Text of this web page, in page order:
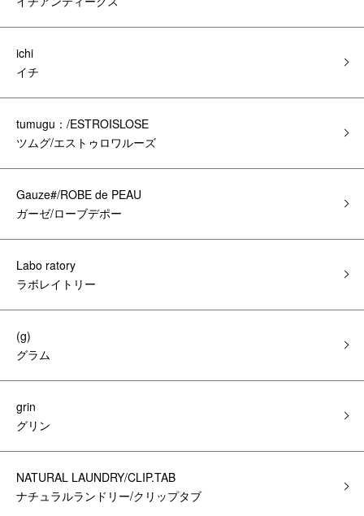
ichi
イチ
tumugu：/ESTROISLOSE
ツムグ/エストゥロワルーズ
Gauze#/ROBE de PEAU
ガーゼ/ローブデポー
Labo ratory
ラボレイトリー
(g)
グラム
grin
グリン
NATURAL LAUNDRY/CLIP.TAB
ナチュラルランドリー/クリップタブ